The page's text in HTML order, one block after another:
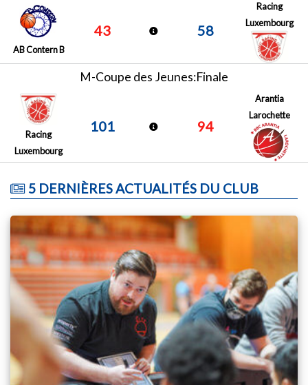
AB Contern B
43 58
Racing
Luxembourg
M-Coupe des Jeunes:Finale
Racing
Luxembourg
101 94
Arantia
Larochette
5 DERNIÈRES ACTUALITÉS DU CLUB